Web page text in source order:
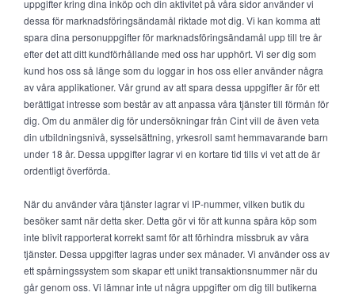
uppgifter kring dina inköp och din aktivitet på våra sidor använder vi
dessa för marknadsföringsändamål riktade mot dig. Vi kan komma att
spara dina personuppgifter för marknadsföringsändamål upp till tre år
efter det att ditt kundförhållande med oss har upphört. Vi ser dig som
kund hos oss så länge som du loggar in hos oss eller använder några
av våra applikationer. Vår grund av att spara dessa uppgifter är för ett
berättigat intresse som består av att anpassa våra tjänster till förmån för
dig. Om du anmäler dig för undersökningar från Cint vill de även veta
din utbildningsnivå, sysselsättning, yrkesroll samt hemmavarande barn
under 18 år. Dessa uppgifter lagrar vi en kortare tid tills vi vet att de är
ordentligt överförda.
När du använder våra tjänster lagrar vi IP-nummer, vilken butik du
besöker samt när detta sker. Detta gör vi för att kunna spåra köp som
inte blivit rapporterat korrekt samt för att förhindra missbruk av våra
tjänster. Dessa uppgifter lagras under sex månader. Vi använder oss av
ett spårningssystem som skapar ett unikt transaktionsnummer när du
går genom oss. Vi lämnar inte ut några uppgifter om dig till butikerna